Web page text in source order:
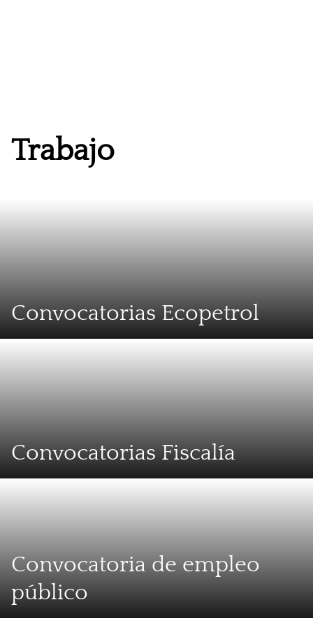
Trabajo
Convocatorias Ecopetrol
Convocatorias Fiscalía
Convocatoria de empleo
público